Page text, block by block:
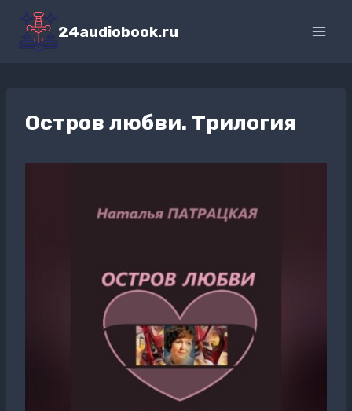
Перейти
содержимому
24audiobook.ru
Остров любви. Трилогия